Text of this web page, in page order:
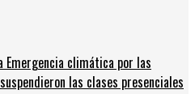
Emergencia climática por las
las clases presenciales